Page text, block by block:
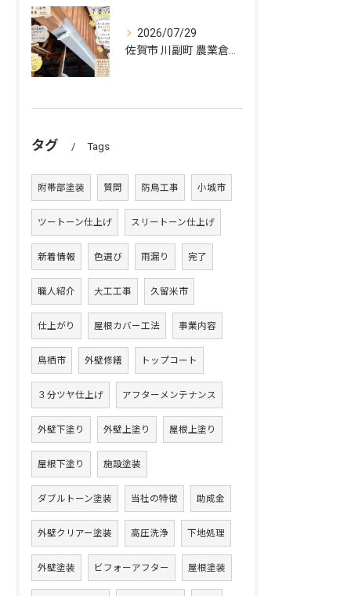
2026/07/29
タグ Tags
附帯部塗装 質問 防鳥工事 小城市
ツートーン仕上げ スリートーン仕上げ
新着情報 色選び 雨漏り 完了
職人紹介 大工工事 久留米市
仕上がり 屋根カバー工法 事業内容
鳥栖市 外壁修繕 トップコート
３分ツヤ仕上げ アフターメンテナンス
外壁下塗り 外壁上塗り 屋根上塗り
屋根下塗り 施設塗装
ダブルトーン塗装 当社の特徴 助成金
外壁クリアー塗装 高圧洗浄 下地処理
外壁塗装 ビフォーアフター 屋根塗装